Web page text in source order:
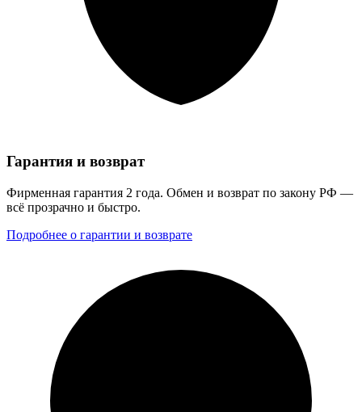
Гарантия и возврат
Фирменная гарантия 2 года. Обмен и возврат по закону РФ —
всё прозрачно и быстро.
Подробнее о гарантии и возврате